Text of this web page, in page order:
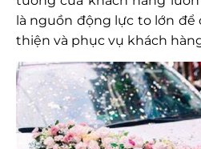
là nguồn động lực to lớn
thiện và phục vụ khách